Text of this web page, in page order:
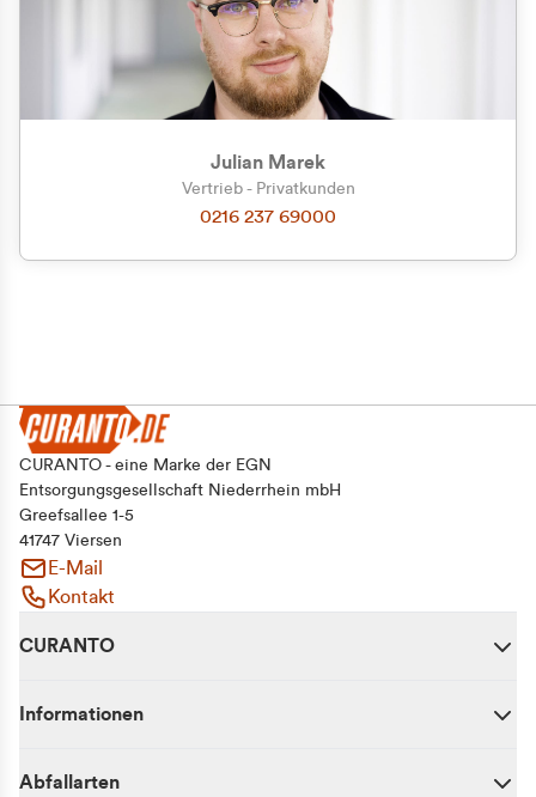
Julian Marek
Vertrieb - Privatkunden
0216 237 69000
CURANTO - eine Marke der EGN
Entsorgungsgesellschaft Niederrhein mbH
Greefsallee 1-5
41747 Viersen
E-Mail
Kontakt
CURANTO
Informationen
Abfallarten